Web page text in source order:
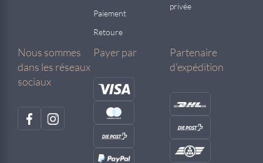
Paiement
Retoure
privée
Nous sommes
dans les réseaux
sociaux
Payer par
Partenaire
d'expédition